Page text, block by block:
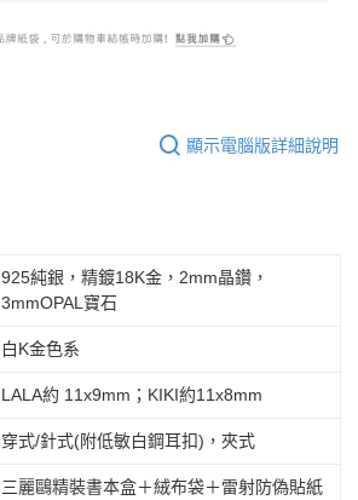
顯示電腦版詳細說明
925純銀，精鍍18K金，2mm晶鑽，
3mmOPAL寶石
白K金色系
LALA約 11x9mm；KIKI約11x8mm
穿式/針式(附低敏白鋼耳扣)，夾式
三麗鷗精裝書本盒＋絨布袋＋雷射防偽貼紙